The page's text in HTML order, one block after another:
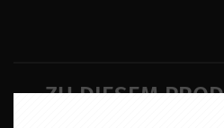
ZU DIESEM